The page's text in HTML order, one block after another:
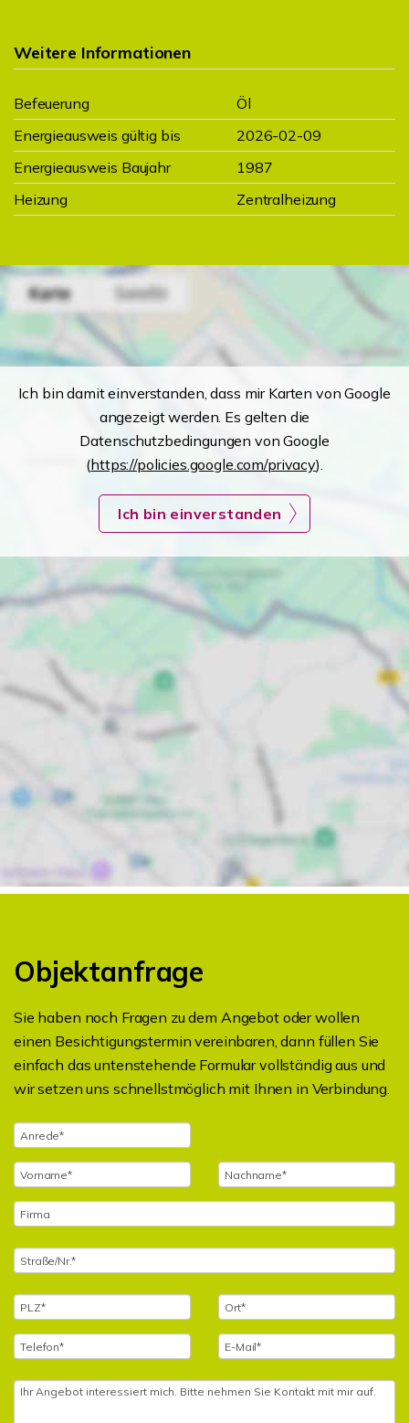
Weitere Informationen
Befeuerung
Öl
Energieausweis gültig bis
2026-02-09
Energieausweis Baujahr
1987
Heizung
Zentralheizung
Ich bin damit einverstanden, dass mir Karten von Google
angezeigt werden. Es gelten die
Datenschutzbedingungen von Google
(https://policies.google.com/privacy).
Ich bin einverstanden
Objektanfrage
Sie haben noch Fragen zu dem Angebot oder wollen
einen Besichtigungstermin vereinbaren, dann füllen Sie
einfach das untenstehende Formular vollständig aus und
wir setzen uns schnellstmöglich mit Ihnen in Verbindung.